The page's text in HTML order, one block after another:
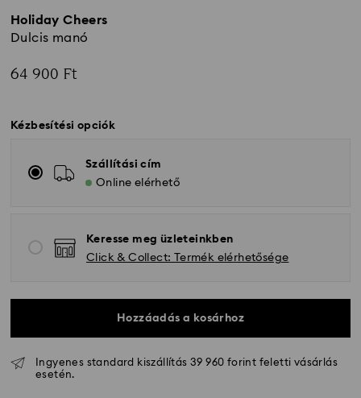
Holiday Cheers
Dulcis manó
64 900 Ft
Kézbesítési opciók
Szállítási cím
Online elérhető
Keresse meg üzleteinkben
Click & Collect: Termék elérhetősége
Hozzáadás a kosárhoz
Ingyenes standard kiszállítás 39 960 forint feletti vásárlás
esetén.